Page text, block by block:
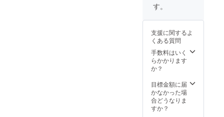
SONY
レン
ズ：
SEL122
4G,SEL
2470Z,
00GM
（別途
旅費、
交通費
す。
支援に関するよ
くある質問
手数料はいく
らかかります
か？
目標金額に届
かなかった場
合どうなりま
すか？